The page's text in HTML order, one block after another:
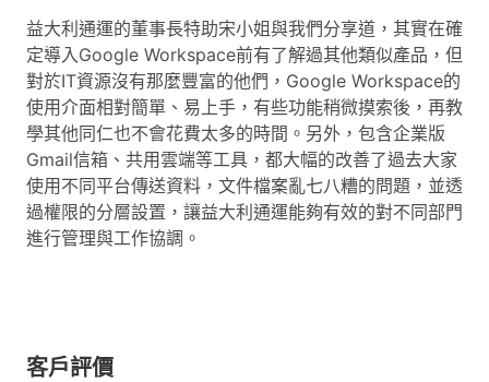
益大利通運的董事長特助宋小姐與我們分享道，其實在確
定導入Google Workspace前有了解過其他類似產品，但
對於IT資源沒有那麼豐富的他們，Google Workspace的
使用介面相對簡單、易上手，有些功能稍微摸索後，再教
學其他同仁也不會花費太多的時間。另外，包含企業版
Gmail信箱、共用雲端等工具，都大幅的改善了過去大家
使用不同平台傳送資料，文件檔案亂七八糟的問題，並透
過權限的分層設置，讓益大利通運能夠有效的對不同部門
進行管理與工作協調。
客戶評價